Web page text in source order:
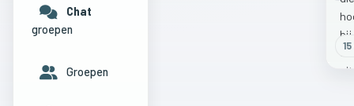
15
Chat
groepen
Groepen